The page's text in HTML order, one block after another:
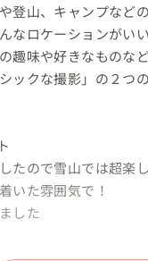
登山、キャンプなど
なロケーションがい
趣味や好きなものな
ックな撮影」の２
たので雪山では超楽し
いた雰囲気で！
した